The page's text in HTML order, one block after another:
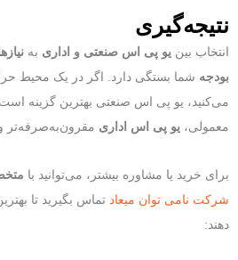
نتیجه‌گیری
انتخاب بین یو پی اس صنعتی و اداری به
بودجه شما بستگی دارد. اگر در یک محیط
می‌کنید، یو پی اس صنعتی بهترین گزینه
معمولی، یو پی اس اداری مقرون‌به‌صرفه‌تر و
برای خرید یا مشاوره بیشتر، می‌توانید با
شرکت نامی توان میعاد تماس بگیرید تا
دهند: